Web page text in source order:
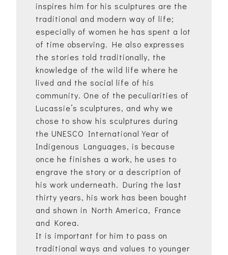
inspires him for his sculptures are the
traditional and modern way of life;
especially of women he has spent a lot
of time observing. He also expresses
the stories told traditionally, the
knowledge of the wild life where he
lived and the social life of his
community. One of the peculiarities of
Lucassie’s sculptures, and why we
chose to show his sculptures during
the UNESCO International Year of
Indigenous Languages, is because
once he finishes a work, he uses to
engrave the story or a description of
his work underneath. During the last
thirty years, his work has been bought
and shown in North America, France
and Korea.
It is important for him to pass on
traditional ways and values to younger